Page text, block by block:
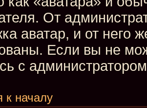
От
аватар, и от него
Если вы не
с
к началу